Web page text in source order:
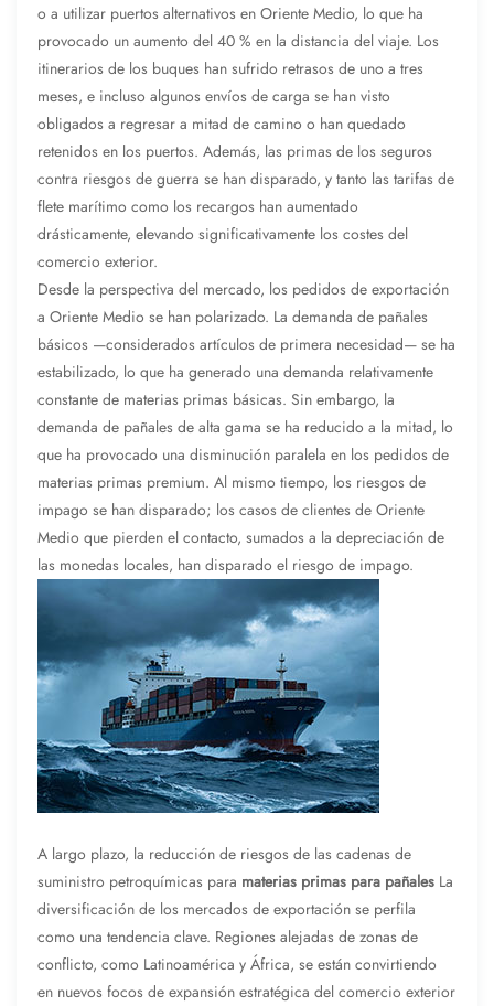
o a utilizar puertos alternativos en Oriente Medio, lo que ha
provocado un aumento del 40 % en la distancia del viaje. Los
itinerarios de los buques han sufrido retrasos de uno a tres
meses, e incluso algunos envíos de carga se han visto
obligados a regresar a mitad de camino o han quedado
retenidos en los puertos. Además, las primas de los seguros
contra riesgos de guerra se han disparado, y tanto las tarifas de
flete marítimo como los recargos han aumentado
drásticamente, elevando significativamente los costes del
comercio exterior.
Desde la perspectiva del mercado, los pedidos de exportación
a Oriente Medio se han polarizado. La demanda de pañales
básicos —considerados artículos de primera necesidad— se ha
estabilizado, lo que ha generado una demanda relativamente
constante de materias primas básicas. Sin embargo, la
demanda de pañales de alta gama se ha reducido a la mitad, lo
que ha provocado una disminución paralela en los pedidos de
materias primas premium. Al mismo tiempo, los riesgos de
impago se han disparado; los casos de clientes de Oriente
Medio que pierden el contacto, sumados a la depreciación de
las monedas locales, han disparado el riesgo de impago.
A largo plazo, la reducción de riesgos de las cadenas de
suministro petroquímicas para materias primas para pañales La
diversificación de los mercados de exportación se perfila
como una tendencia clave. Regiones alejadas de zonas de
conflicto, como Latinoamérica y África, se están convirtiendo
en nuevos focos de expansión estratégica del comercio exterior